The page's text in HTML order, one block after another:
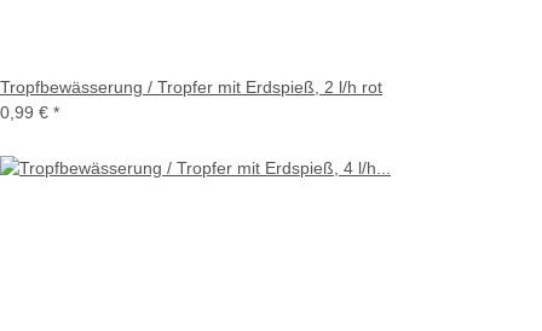
Tropfbewässerung / Tropfer mit Erdspieß, 2 l/h rot
0,99 € *